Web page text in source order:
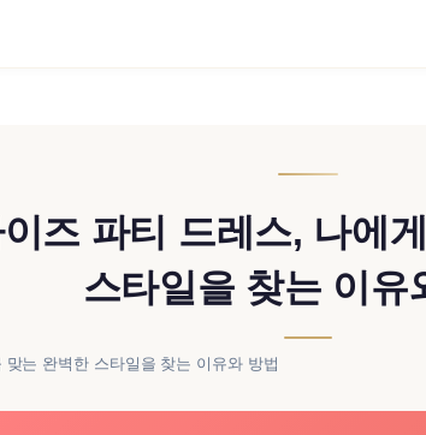
즈 파티 드레스, 나에
스타일을 찾는 이유
는 완벽한 스타일을 찾는 이유와 방법